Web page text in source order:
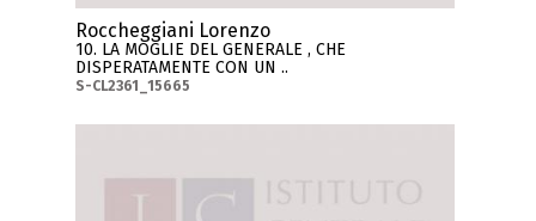
Roccheggiani Lorenzo
10. LA MOGLIE DEL GENERALE , CHE
DISPERATAMENTE CON UN ..
S-CL2361_15665